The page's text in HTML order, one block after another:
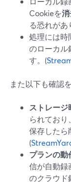
Cookieを
る恐れがあ
処理には時
のローカル
す。(
また以下も確認を
ストレージ
られてお
保存したら
(
プランの動
信が自動録
のクラウド